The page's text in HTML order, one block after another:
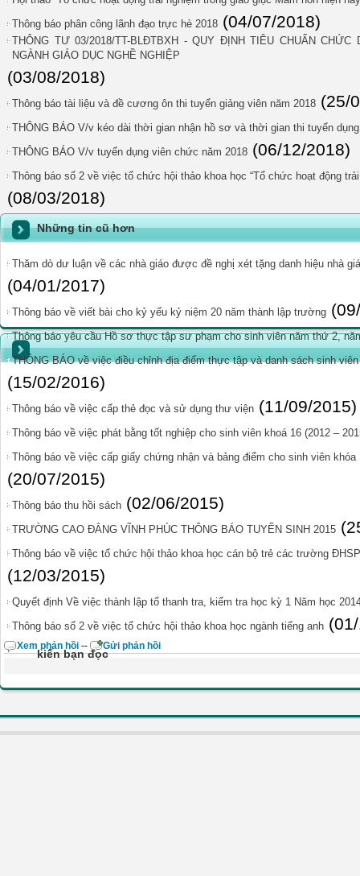
Thông báo phân công lãnh đạo trực hè 2018 (04/07/2018)
THÔNG TƯ 03/2018/TT-BLĐTBXH - QUY ĐỊNH TIÊU CHUẨN CHỨC
NGÀNH GIÁO DỤC NGHỀ NGHIỆP
(03/08/2018)
Thông báo tài liệu và đề cương ôn thi tuyển giảng viên năm 2018 (25/
THÔNG BÁO V/v kéo dài thời gian nhận hồ sơ và thời gian thi tuyển
THÔNG BÁO V/v tuyển dụng viên chức năm 2018 (06/12/2018)
Thông báo số 2 về việc tổ chức hội thảo khoa học “Tổ chức hoạt động
(08/03/2018)
Những tin cũ hơn
Thăm dò dư luận về các nhà giáo được đề nghị xét tặng danh hiệu nhà
(04/01/2017)
Thông báo về viết bài cho kỷ yếu kỷ niệm 20 năm thành lập trường
Thông báo yêu cầu Hồ sơ thực tập sư phạm cho sinh viên năm thứ 2,
THÔNG BÁO về việc điều chỉnh địa điểm thực tập và danh sách sinh
(15/02/2016)
Thông báo về việc cấp thẻ đọc và sử dụng thư viện (11/09/2015)
Thông báo về việc phát bằng tốt nghiệp cho sinh viên khoá 16 (2012 –
Thông báo về việc cấp giấy chứng nhận và bảng điểm cho sinh viên
(20/07/2015)
Thông báo thu hồi sách (02/06/2015)
TRƯỜNG CAO ĐẲNG VĨNH PHÚC THÔNG BÁO TUYỂN SINH 2015
Thông báo về việc tổ chức hội thảo khoa học cán bộ trẻ các trường
(12/03/2015)
Quyết định Về việc thành lập tổ thanh tra, kiểm tra học kỳ 1 Năm học
Thông báo số 2 về việc tổ chức hội thảo khoa học ngành tiếng anh
kiến bạn đọc
Xem phản hồi -- Gửi phản hồi